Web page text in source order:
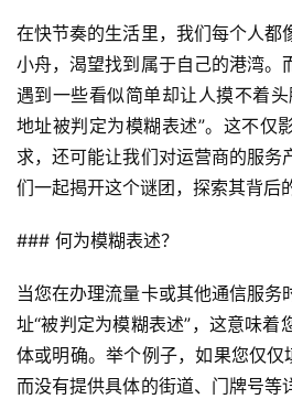
在快节奏的生活里，我们每个人都
小舟，渴望找到属于自己的港湾。
遇到一些看似简单却让人摸不着
地址被判定为模糊表述”。这不仅
求，还可能让我们对运营商的服务
们一起揭开这个谜团，探索其背后
### 何为模糊表述？
当您在办理流量卡或其他通信服务
址“被判定为模糊表述”，这意味着
体或明确。举个例子，如果您仅仅
而没有提供具体的街道、门牌号等